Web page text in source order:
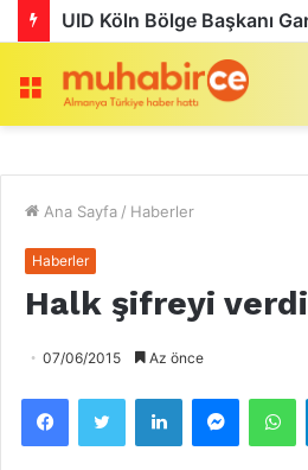
Menü
Ana Sayfa / Haberler
Haberler
Halk şifreyi verdi
07/06/2015 Az önce